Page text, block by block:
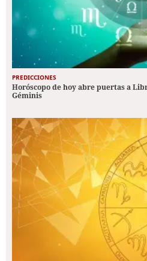
PREDICCIONES
Horóscopo de hoy abre puertas a
Géminis